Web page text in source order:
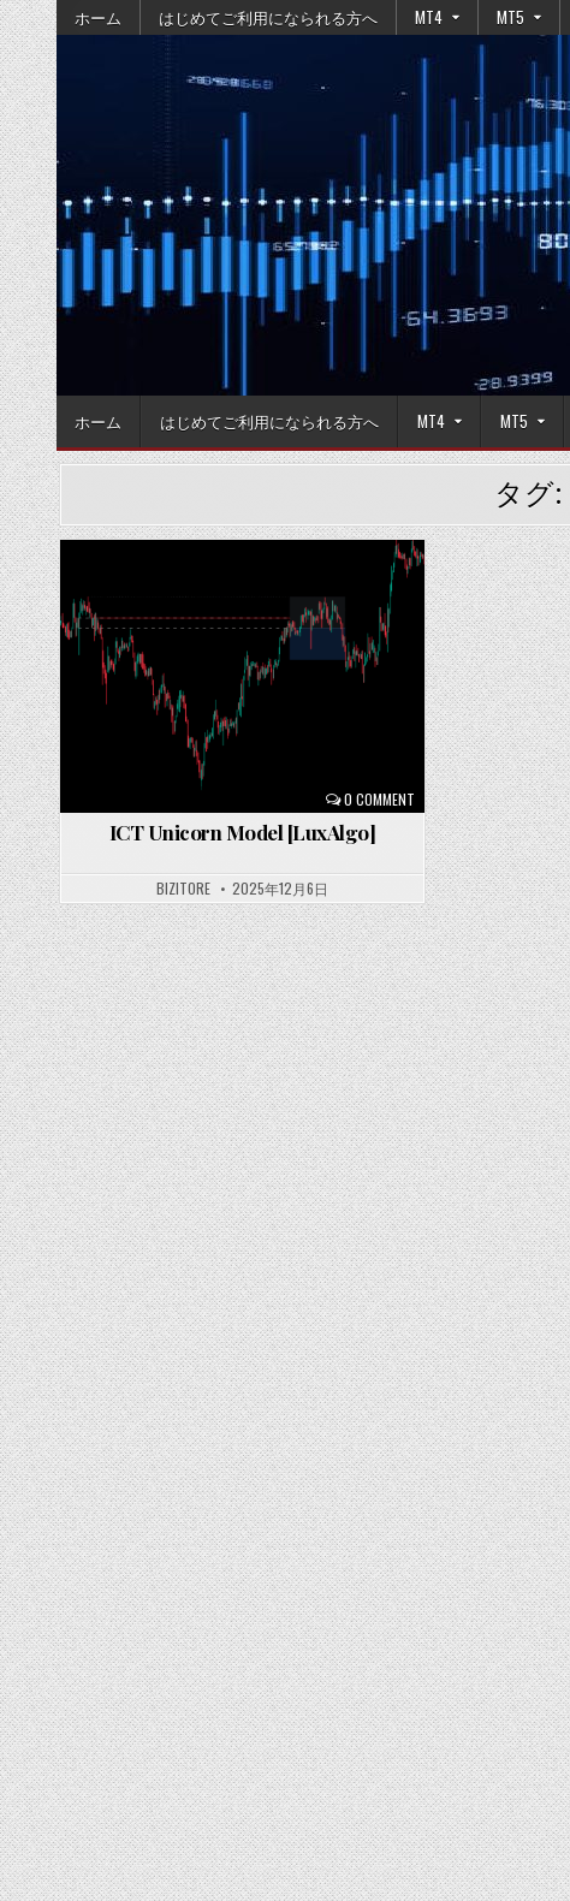
Skip
to
content
ホーム はじめてご利用になられる方へ MT4 MT5
ホーム はじめてご利用になられる方へ MT4 MT5
タグ:
0 COMMENT
in
ICT Unicorn Model [LuxAlgo]
BIZITORE 2025年12月6日